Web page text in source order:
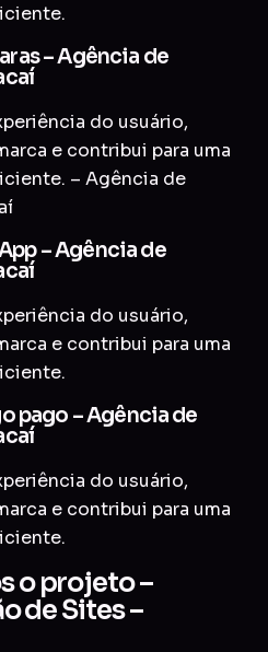
– Agência de
do usuário,
e contribui para uma
– Agência de
– Agência de
do usuário,
e contribui para uma
pago – Agência de
do usuário,
e contribui para uma
o projeto –
de Sites –